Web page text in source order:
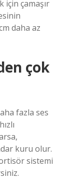
çamaşır
daha az
çok
fazla ses
kuru olur.
sistemi